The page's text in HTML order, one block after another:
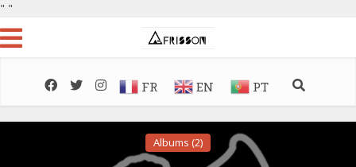
" "
FR EN PT
Albums (2)